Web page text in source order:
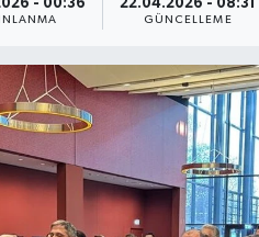
- 00:36 22.04.2026 - 08:31
GÜNCELLEME